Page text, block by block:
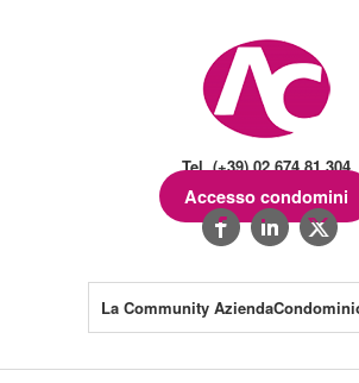
Tel. (+39) 02.674.81.304
Accesso condomini
La Community